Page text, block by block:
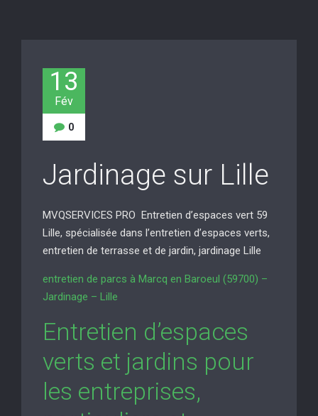
13
Fév
0
Jardinage sur Lille
MVQSERVICES PRO Entretien d’espaces vert 59
Lille, spécialisée dans l’entretien d’espaces verts,
entretien de terrasse et de jardin, jardinage Lille
entretien de parcs à Marcq en Baroeul (59700) –
Jardinage – Lille
Entretien d’espaces
verts et jardins pour
les entreprises,